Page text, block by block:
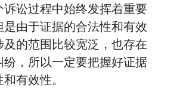
诉讼过程中始终发挥着重要
是由于证据的合法性和有效
的范围比较宽泛，也存在
纷，所以一定要把握好证据
有效性。